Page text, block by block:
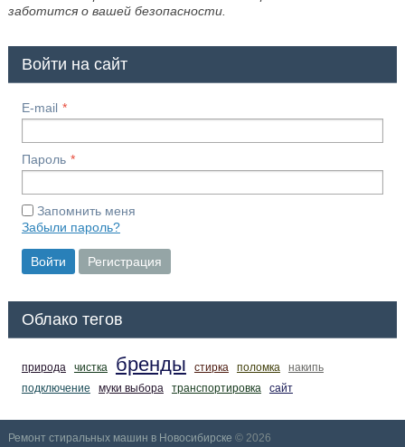
заботится о вашей безопасности.
Войти на сайт
E-mail
Пароль
Запомнить меня
Забыли пароль?
Войти Регистрация
Облако тегов
природа чистка бренды стирка поломка
накипь
подключение
муки выбора транспортировка сайт
Ремонт стиральных машин в Новосибирске © 2026